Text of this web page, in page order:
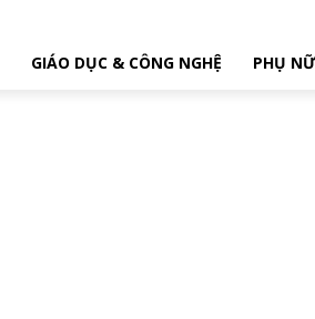
GIÁO DỤC & CÔNG NGHỆ PHỤ NỮ